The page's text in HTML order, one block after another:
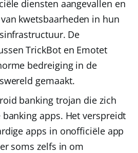
diensten aangevallen en
kwetsbaarheden in hun
De
TrickBot en Emotet
bedreiging in de
gemaakt.
banking trojan die zich
apps. Het verspreidt
apps in onofficiële app
soms zelfs in om